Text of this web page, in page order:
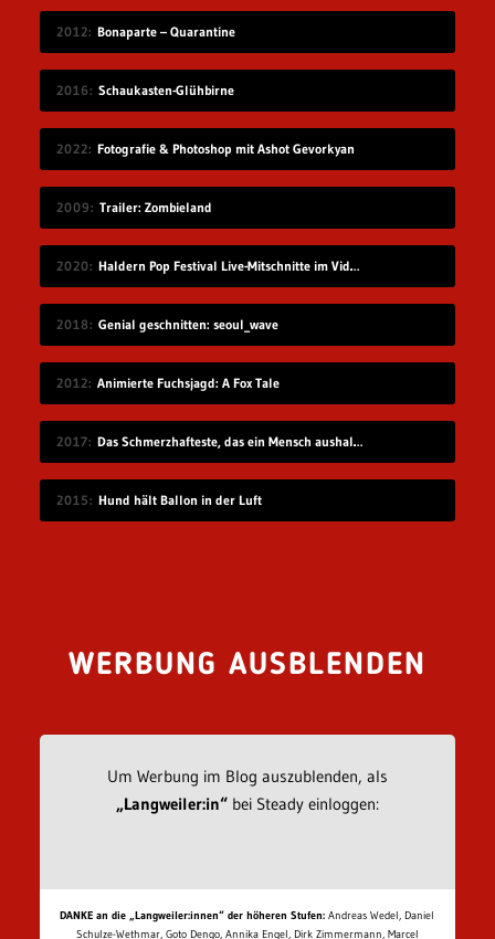
2012 Bonaparte – Quarantine
2016 Schaukasten-Glühbirne
2022 Fotografie & Photoshop mit Ashot Gevorkyan
2009 Trailer: Zombieland
2020 Haldern Pop Festival Live-Mitschnitte im Videostream (2008-2019)
2018 Genial geschnitten: seoul_wave
2012 Animierte Fuchsjagd: A Fox Tale
2017 Das Schmerzhafteste, das ein Mensch aushalten kann
2015 Hund hält Ballon in der Luft
WERBUNG AUSBLENDEN
Um Werbung im Blog auszublenden, als
„Langweiler:in“bei Steady einloggen:
DANKE an die „Langweiler:innen“ der höheren Stufen: Andreas Wedel, Daniel
Schulze-Wethmar, Goto Dengo, Annika Engel, Dirk Zimmermann, Marcel